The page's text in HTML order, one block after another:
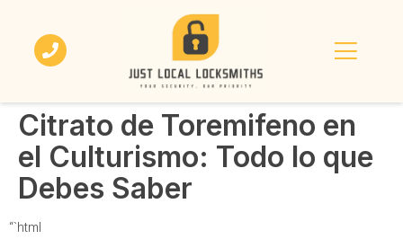
Citrato de Toremifeno en
el Culturismo: Todo lo que
Debes Saber
“`html